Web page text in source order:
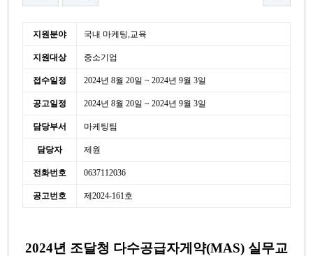
본문
지원분야 국내 마케팅,교육
지원대상 중소기업
접수일정 2024년 8월 20일 ~ 2024년 9월 3일
공고일정 2024년 8월 20일 ~ 2024년 9월 3일
담당부서 마케팅팀
담당자 제원
전화번호 0637112036
공고번호 제2024-161호
2024년 조달청 다수공급자게약(MAS) 실무교